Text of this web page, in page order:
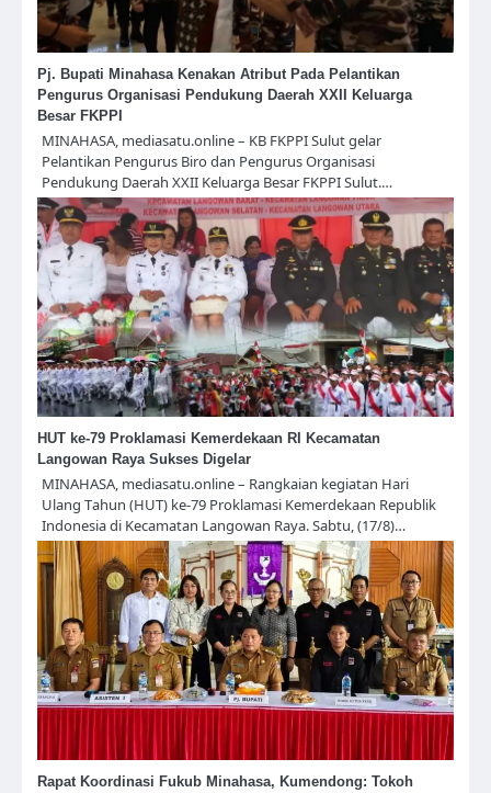
Pj. Bupati Minahasa Kenakan Atribut Pada Pelantikan
Pengurus Organisasi Pendukung Daerah XXII Keluarga
Besar FKPPI
MINAHASA, mediasatu.online – KB FKPPI Sulut gelar
Pelantikan Pengurus Biro dan Pengurus Organisasi
Pendukung Daerah XXII Keluarga Besar FKPPI Sulut.…
HUT ke-79 Proklamasi Kemerdekaan RI Kecamatan
Langowan Raya Sukses Digelar
MINAHASA, mediasatu.online – Rangkaian kegiatan Hari
Ulang Tahun (HUT) ke-79 Proklamasi Kemerdekaan Republik
Indonesia di Kecamatan Langowan Raya. Sabtu, (17/8)…
Rapat Koordinasi Fukub Minahasa, Kumendong: Tokoh